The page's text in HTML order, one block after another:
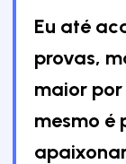
Eu até
provas,
maior
mesmo é